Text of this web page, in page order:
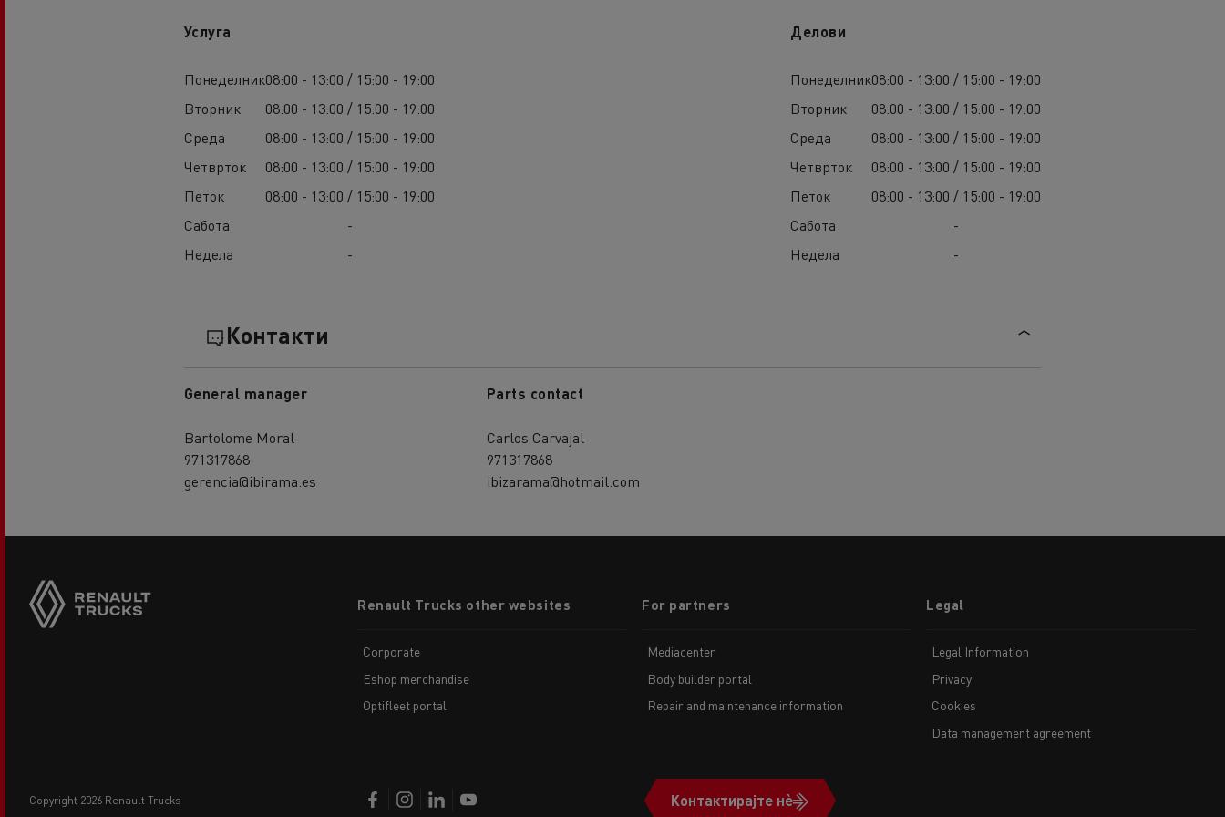
Услуга
Понеделник08:00 - 13:00 / 15:00 - 19:00
Вторник
08:00 - 13:00 / 15:00 - 19:00
Среда
08:00 - 13:00 / 15:00 - 19:00
Четврток
08:00 - 13:00 / 15:00 - 19:00
Петок
08:00 - 13:00 / 15:00 - 19:00
Сабота
-
Недела
-
Делови
Понеделник08:00 - 13:00 / 15:00 - 19:00
Вторник
08:00 - 13:00 / 15:00 - 19:00
Среда
08:00 - 13:00 / 15:00 - 19:00
Четврток
08:00 - 13:00 / 15:00 - 19:00
Петок
08:00 - 13:00 / 15:00 - 19:00
Сабота
-
Недела
-
Контакти
General manager
Bartolome Moral
971317868
gerencia@ibirama.es
Parts contact
Carlos Carvajal
971317868
ibizarama@hotmail.com
copyright 2026 Renault Trucks
menuRenault Trucks other websites
Corporate
Eshop merchandise
Optifleet portal
For partners
Mediacenter
Body builder portal
Repair and maintenance information
Legal
Legal Information
Privacy
Cookies
Data management agreement
Контактирајте нè